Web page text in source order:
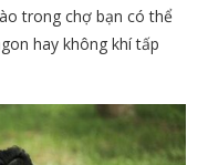
trong chợ bạn có thể
hay không khí tấp